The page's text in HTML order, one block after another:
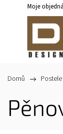
Moje
Domů / Postele